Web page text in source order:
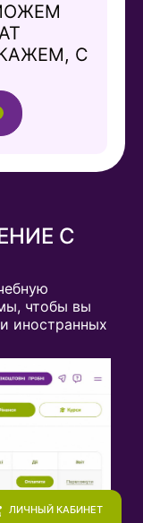
С
С
чтобы вы
иностранных
ЛИЧНЫЙ КАБИНЕТ